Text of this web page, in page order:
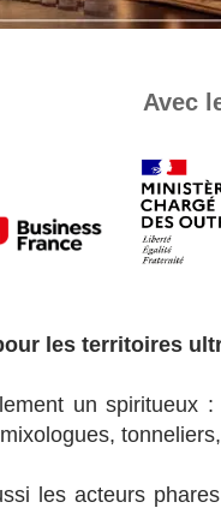
Avec
les territoires
un spiritueux
les acteurs